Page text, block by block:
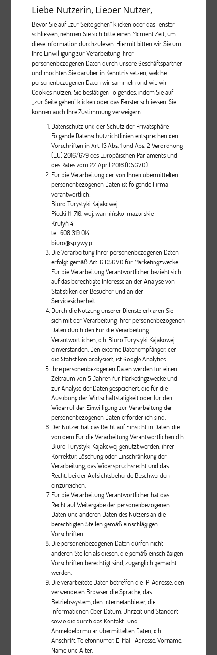
Aquarius PROTOUR
Beschreibung
pcs.
Beschreibung
pcs.
VISTA PERCEPTION
Beschreibung
pcs.
Cruiser III
pcs.
Nifty 430
Liebe Nutzerin, Lieber Nutzer,
Bevor Sie auf „zur Seite gehen“ klicken oder das Fenster
schliessen, nehmen Sie sich bitte einen Moment Zeit, um
diese Information durchzulesen. Hiermit bitten wir Sie um
Ihre Einwilligung zur Verarbeitung Ihrer
personenbezogenen Daten durch unsere Geschäftspartner
und möchten Sie darüber in Kenntnis setzen, welche
personenbezogenen Daten wir sammeln und wie wir
Cookies nutzen. Sie bestätigen Folgendes, indem Sie auf
„zur Seite gehen“ klicken oder das Fenster schliessen. Sie
können auch Ihre Zustimmung verweigern.
Datenschutz und der Schutz der Privatsphäre
Folgende Datenschutzrichtlinien entsprechen den
Vorschriften in Art. 13 Abs. 1 und Abs. 2 Verordnung
(EU) 2016/679 des Europäischen Parlaments und
des Rates vom 27. April 2016 (DSGVO).
Für die Verarbeitung der von Ihnen übermittelten
personenbezogenen Daten ist folgende Firma
verantwortlich:
Biuro Turystyki Kajakowej
Piecki 11-710, woj. warmińsko-mazurskie
Krutyń 4
tel. 608 319 014
biuro@splywy.pl
Die Verarbeitung Ihrer personenbezogenen Daten
erfolgt gemäß Art. 6 DSGVO für Marketingzwecke.
Für die Verarbeitung Verantwortlicher bezieht sich
auf das berechtigte Interesse an der Analyse von
Statistiken der Besucher und an der
Servicesicherheit.
Durch die Nutzung unserer Dienste erklären Sie
sich mit der Verarbeitung Ihrer personenbezogenen
Daten durch den Für die Verarbeitung
Verantwortlichen, d.h. Biuro Turystyki Kajakowej
einverstanden. Den externe Datenempfänger, der
die Statistiken analysiert, ist Google Analytics.
Ihre personenbezogenen Daten werden für einen
Zeitraum von 5 Jahren für Marketingzwecke und
zur Analyse der Daten gespeichert, die für die
Ausübung der Wirtschaftstätigkeit oder für den
Widerruf der Einwilligung zur Verarbeitung der
personenbezogenen Daten erforderlich sind.
Der Nutzer hat das Recht auf Einsicht in Daten, die
von dem Für die Verarbeitung Verantwortlichen d.h.
Biuro Turystyki Kajakowej genutzt werden, ihrer
Korrektur, Löschung oder Einschränkung der
Verarbeitung, das Widerspruchsrecht und das
Recht, bei der Aufsichtsbehörde Beschwerden
einzureichen.
Für die Verarbeitung Verantwortlicher hat das
Recht auf Weitergabe der personenbezogenen
Daten und anderen Daten des Nutzers an die
berechtigten Stellen gemäß einschlägigen
Vorschriften.
Die personenbezogenen Daten dürfen nicht
anderen Stellen als diesen, die gemäß einschlägigen
Vorschriften berechtigt sind, zugänglich gemacht
werden.
Die verarbeitete Daten betreffen die IP-Adresse, den
verwendeten Browser, die Sprache, das
Betriebssystem, den Internetanbieter, die
Informationen über Datum, Uhrzeit und Standort
sowie die durch das Kontakt- und
Anmeldeformular übermittelten Daten, d.h.
Anschrift, Telefonnumer, E-Mail-Adresse, Vorname,
Name und Alter.